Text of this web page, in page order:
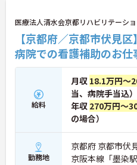
医療法人清水会京都リハビリテーシ
【京都府／京都市伏見
病院での看護補助のお仕
給料
月収 18.1万円～
当、病院手当込）
年収 270万円～
の場合）
勤務地
京都府 京都市伏
京阪本線「墨染